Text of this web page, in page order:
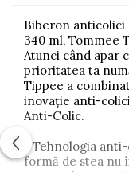
Biberon anticolici
340 ml, Tommee
Atunci când apar
prioritatea ta
Tippee a
inovație anti-
Anti-Colic.
- Tehnologia
formă de stea nu